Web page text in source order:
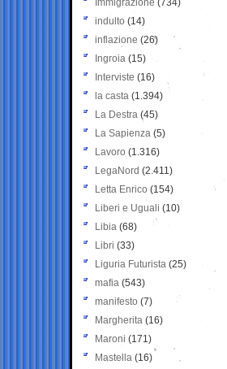
Immigrazione (734)
indulto (14)
inflazione (26)
Ingroia (15)
Interviste (16)
la casta (1.394)
La Destra (45)
La Sapienza (5)
Lavoro (1.316)
LegaNord (2.411)
Letta Enrico (154)
Liberi e Uguali (10)
Libia (68)
Libri (33)
Liguria Futurista (25)
mafia (543)
manifesto (7)
Margherita (16)
Maroni (171)
Mastella (16)